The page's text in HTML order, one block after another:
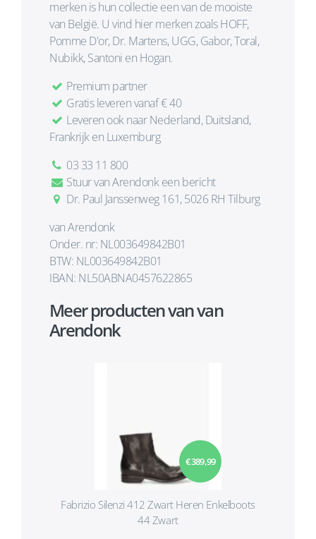
merken is hun collectie een van de mooiste
van België. U vind hier merken zoals HOFF,
Pomme D'or, Dr. Martens, UGG, Gabor, Toral,
Nubikk, Santoni en Hogan.
Premium partner
Gratis leveren vanaf € 40
Leveren ook naar Nederland, Duitsland,
Frankrijk en Luxemburg
03 33 11 800
Stuur van Arendonk een bericht
Dr. Paul Janssenweg 161, 5026 RH Tilburg
van Arendonk
Onder. nr: NL003649842B01
BTW: NL003649842B01
IBAN: NL50ABNA0457622865
Meer producten van van
Arendonk
€ 389,99
Fabrizio Silenzi 412 Zwart Heren Enkelboots
44 Zwart